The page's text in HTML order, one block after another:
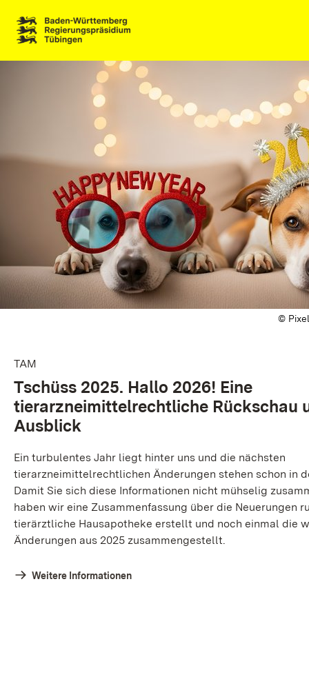
©
TAM
Tschüss 2025. Hallo 2026! Eine
tierarzneimittelrechtliche Rückschau
Ausblick
Ein turbulentes Jahr liegt hinter uns und die nächsten
tierarzneimittelrechtlichen Änderungen stehen schon in
Damit Sie sich diese Informationen nicht mühselig
haben wir eine Zusammenfassung über die Neuerungen
tierärztliche Hausapotheke erstellt und noch einmal die
Änderungen aus 2025 zusammengestellt.
Weitere Informationen